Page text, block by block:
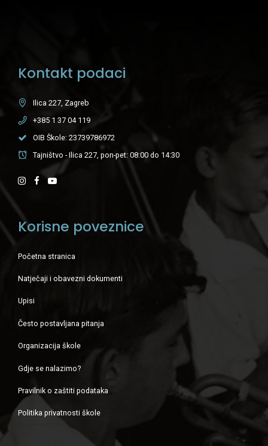
Kontakt podaci
Ilica 227, Zagreb
+385 1 37 04 119
OIB Škole: 23739786972
Tajništvo - Ilica 227, pon-pet: 08:00 do 14:30
Korisne poveznice
Početna stranica
Natječaji i obavezni dokumenti
Upisi
Često postavljana pitanja
Organizacija škole
Gdje se nalazimo?
Pravilnik o zaštiti podataka
Politika privatnosti škole